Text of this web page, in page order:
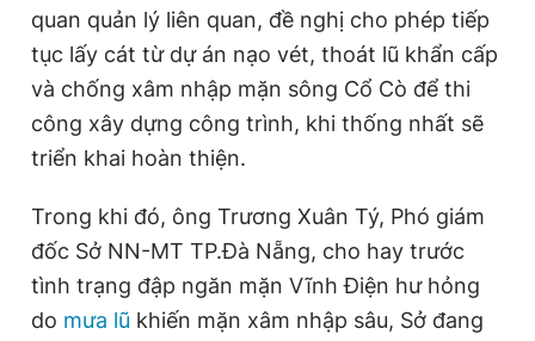
quan quản lý liên quan, đề nghị cho phép tiếp
tục lấy cát từ dự án nạo vét, thoát lũ khẩn cấp
và chống xâm nhập mặn sông Cổ Cò để thi
công xây dựng công trình, khi thống nhất sẽ
triển khai hoàn thiện.
Trong khi đó, ông Trương Xuân Tý, Phó giám
đốc Sở NN-MT TP.Đà Nẵng, cho hay trước
tình trạng đập ngăn mặn Vĩnh Điện hư hỏng
do mưa lũ khiến mặn xâm nhập sâu, Sở đang